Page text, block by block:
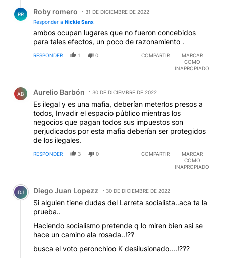
RR Roby romero
31 DE DICIEMBRE DE 2022
Responder a Nickie Sanx
ambos ocupan lugares que no fueron concebidos
para tales efectos, un poco de razonamiento .
RESPONDER 1 0 COMPARTIR
MARCAR
COMO
INAPROPIADO
AB Aurelio Barbón 30 DE DICIEMBRE DE 2022
Es ilegal y es una mafia, deberían meterlos presos a
todos, Invadir el espacio público mientras los
negocios que pagan todos sus impuestos son
perjudicados por esta mafia deberían ser protegidos
de los ilegales.
RESPONDER 3 0 COMPARTIR
MARCAR
COMO
INAPROPIADO
Comentario de Diego Juan Lopezz.
DJ Diego Juan Lopezz 30 DE DICIEMBRE DE 2022
Si alguien tiene dudas del Larreta socialista..aca ta la
prueba..
Haciendo socialismo pretende q lo miren bien asi se
hace un camino ala rosada..!??
busca el voto peronchioo K desilusionado....!???